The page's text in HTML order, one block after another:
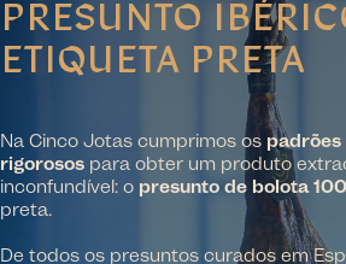
PRESUNTO
ETIQUETA PRETA
Na Cinco Jotas cumprimos os padrões
rigorosos para obter um produto
inconfundível: o presunto de bolota
preta.
De todos os presuntos curados em